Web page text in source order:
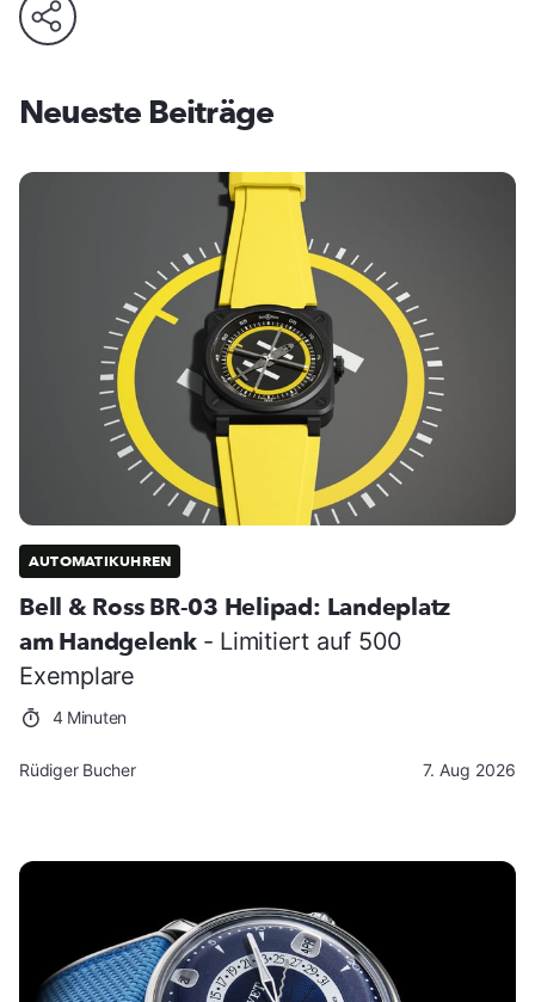
Neueste Beiträge
AUTOMATIKUHREN
Bell & Ross BR-03 Helipad: Landeplatz
am Handgelenk - Limitiert auf 500
Exemplare
4 Minuten
Rüdiger Bucher 7. Aug 2026